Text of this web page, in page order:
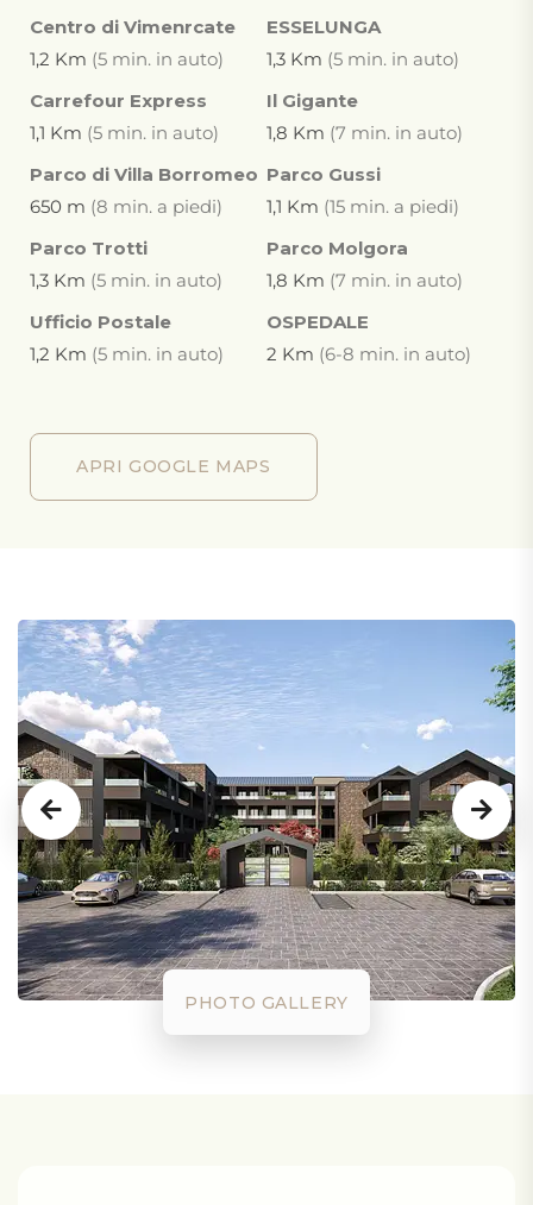
Centro di Vimenrcate
1,2 Km (5 min. in auto)
ESSELUNGA
1,3 Km (5 min. in auto)
Carrefour Express
1,1 Km (5 min. in auto)
Il Gigante
1,8 Km (7 min. in auto)
Parco di Villa Borromeo
650 m (8 min. a piedi)
Parco Gussi
1,1 Km (15 min. a piedi)
Parco Trotti
1,3 Km (5 min. in auto)
Parco Molgora
1,8 Km (7 min. in auto)
Ufficio Postale
1,2 Km (5 min. in auto)
OSPEDALE
2 Km (6-8 min. in auto)
APRI GOOGLE MAPS
APRI GOOGLE MAPS
PHOTO GALLERY